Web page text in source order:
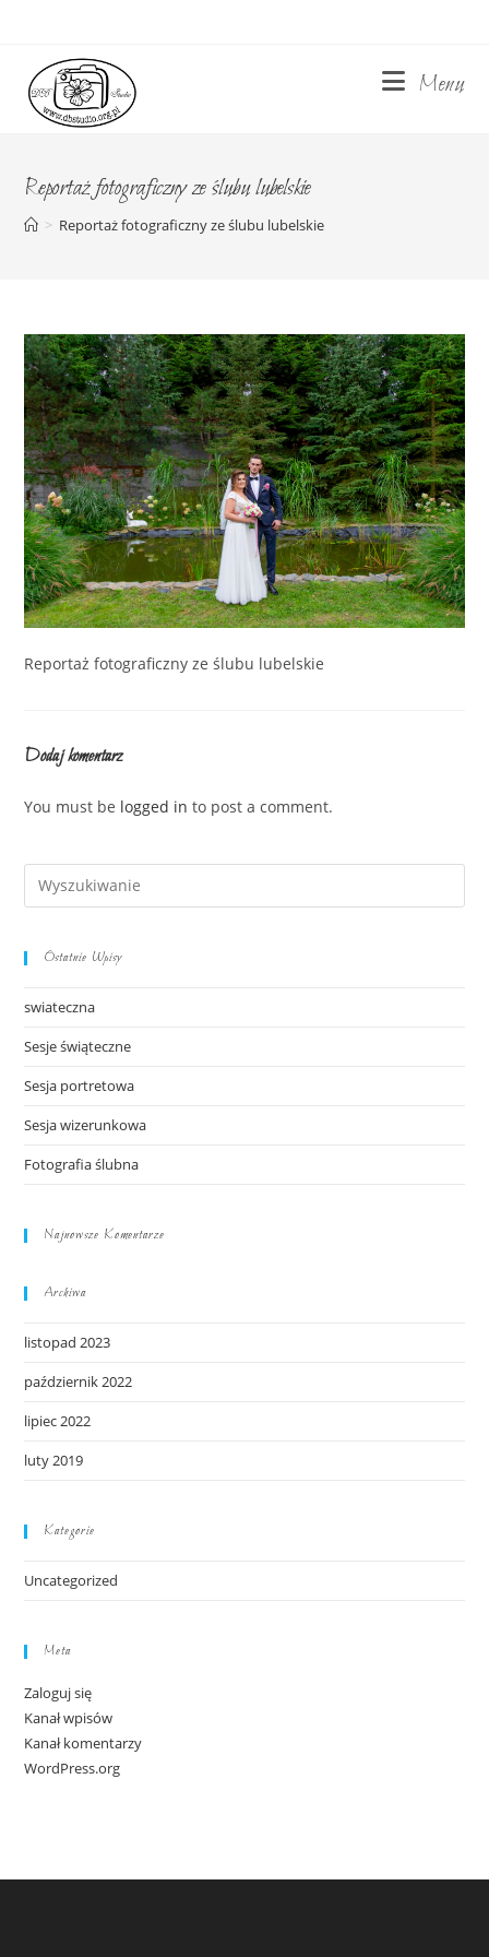
content
Menu
Reportaż fotograficzny ze ślubu lubelskie
> Reportaż fotograficzny ze ślubu lubelskie
Reportaż fotograficzny ze ślubu lubelskie
Dodaj komentarz
You must be logged in to post a comment.
Ostatnie Wpisy
swiateczna
Sesje świąteczne
Sesja portretowa
Sesja wizerunkowa
Fotografia ślubna
Najnowsze Komentarze
Archiwa
listopad 2023
październik 2022
lipiec 2022
luty 2019
Kategorie
Uncategorized
Meta
Zaloguj się
Kanał wpisów
Kanał komentarzy
WordPress.org